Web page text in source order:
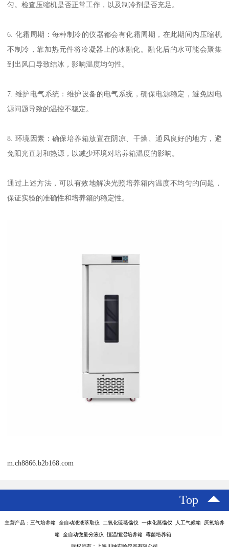
匀。检查压缩机是否正常工作，以及制冷剂是否充足。
6. 化霜周期：每种制冷的仪器都会有化霜周期，在此期间内压缩机
不制冷，靠加热元件将冷凝器上的冰融化。融化后的水可能会聚集
到出风口导致结冰，影响温度均匀性。
7. 维护电气系统：维护设备的电气系统，确保电源稳定，避免因电
源问题导致的温控不稳定。
8. 环境因素：确保培养箱放置在阴凉、干燥、通风良好的地方，避
免阳光直射和热源，以减少环境对培养箱温度的影响。
通过上述方法，可以有效地解决光照培养箱内温度不均匀的问题，
保证实验的准确性和培养箱的稳定性。
m.ch8866.b2b168.com
Top
主营产品：三气培养箱 全自动液液萃取仪 二氧化硫蒸馏仪 一体化蒸馏仪 人工气候箱 厌氧培养
箱 全自动微量分液仪 恒温恒湿培养箱 霉菌培养箱